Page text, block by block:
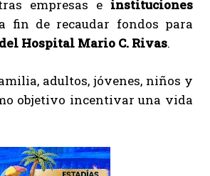
empresas e instituciones
fin de recaudar fondos para
Hospital Mario C. Rivas.
adultos, jóvenes, niños y
objetivo incentivar una vida